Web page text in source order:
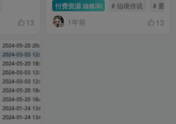
13
付费资源 猫粮30 # 仙境传说 # 爱如
1年前 13